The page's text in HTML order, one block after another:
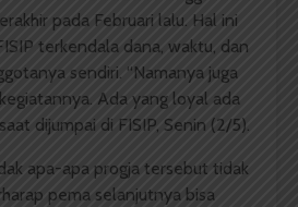
pada Februari lalu. Hal ini
terkendala dana, waktu, dan
sendiri. “Namanya juga
Ada yang loyal ada
dijumpai di FISIP, Senin (2/5).
apa-apa progja tersebut tidak
pema selanjutnya bisa